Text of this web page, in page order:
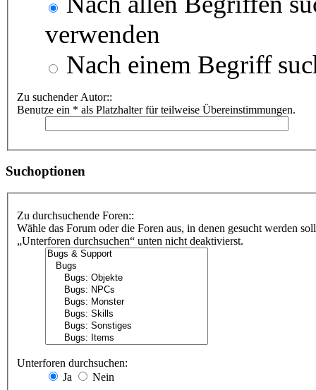
verwenden
Nach einem Begriff
Zu suchender Autor::
Benutze ein * als Platzhalter für teilweise Übereinstimmungen.
Suchoptionen
Zu durchsuchende Foren::
Wähle das Forum oder die Foren aus, in denen gesucht werden
„Unterforen durchsuchen“ unten nicht deaktivierst.
Unterforen durchsuchen:
Ja
Nein